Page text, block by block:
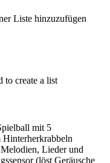
Liste hinzuzufügen
to create a list
mit 5
Hinterherkrabbeln
Lieder und
(löst Geräusche